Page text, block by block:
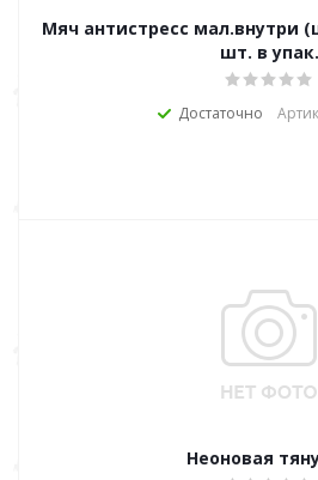
Мяч антистресс мал.внутри
шт. в упак.
Достаточно
Неоновая